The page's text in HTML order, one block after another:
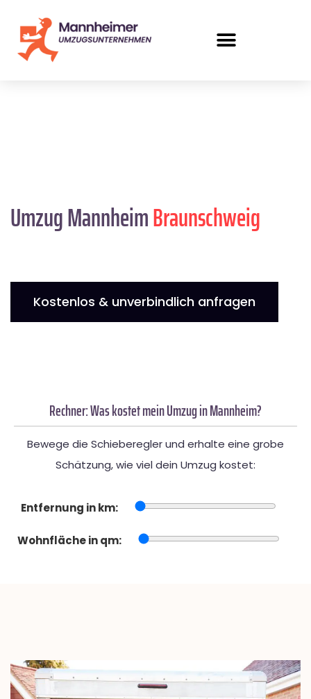
Umzug MannheimBraunschweig
Kostenlos & unverbindlich anfragen
Rechner: Was kostet mein Umzug in Mannheim?
Bewege die Schieberegler und erhalte eine grobe
Schätzung, wie viel dein Umzug kostet:
Entfernung in km:
Wohnfläche in qm: